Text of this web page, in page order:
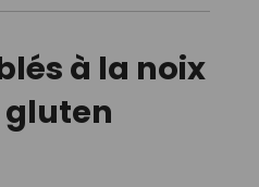
à la noix
gluten